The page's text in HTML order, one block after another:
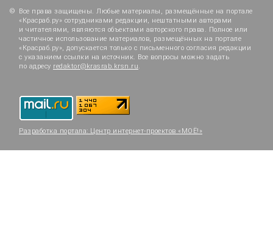
Все права защищены. Любые материалы, размещённые на портале
«Красраб.ру» сотрудниками редакции, нештатными авторами
и читателями, являются объектами авторского права. Полное или
частичное использование материалов, размещённых на портале
«Красраб.ру», допускается только с письменного согласия редакции
с указанием ссылки на источник. Все вопросы можно задать
по адресу redaktor@krasrab.krsn.ru.
Разработка портала: Центр интернет-проектов «МОЁ!»